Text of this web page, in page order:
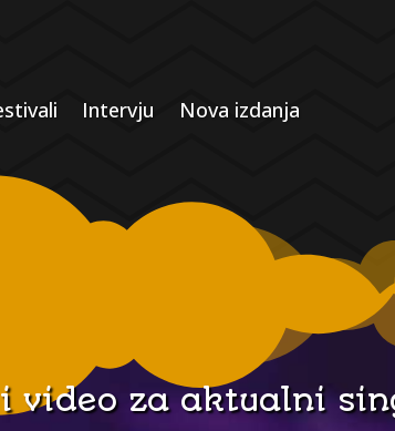
Intervju Nova izdanja
i video za aktualni